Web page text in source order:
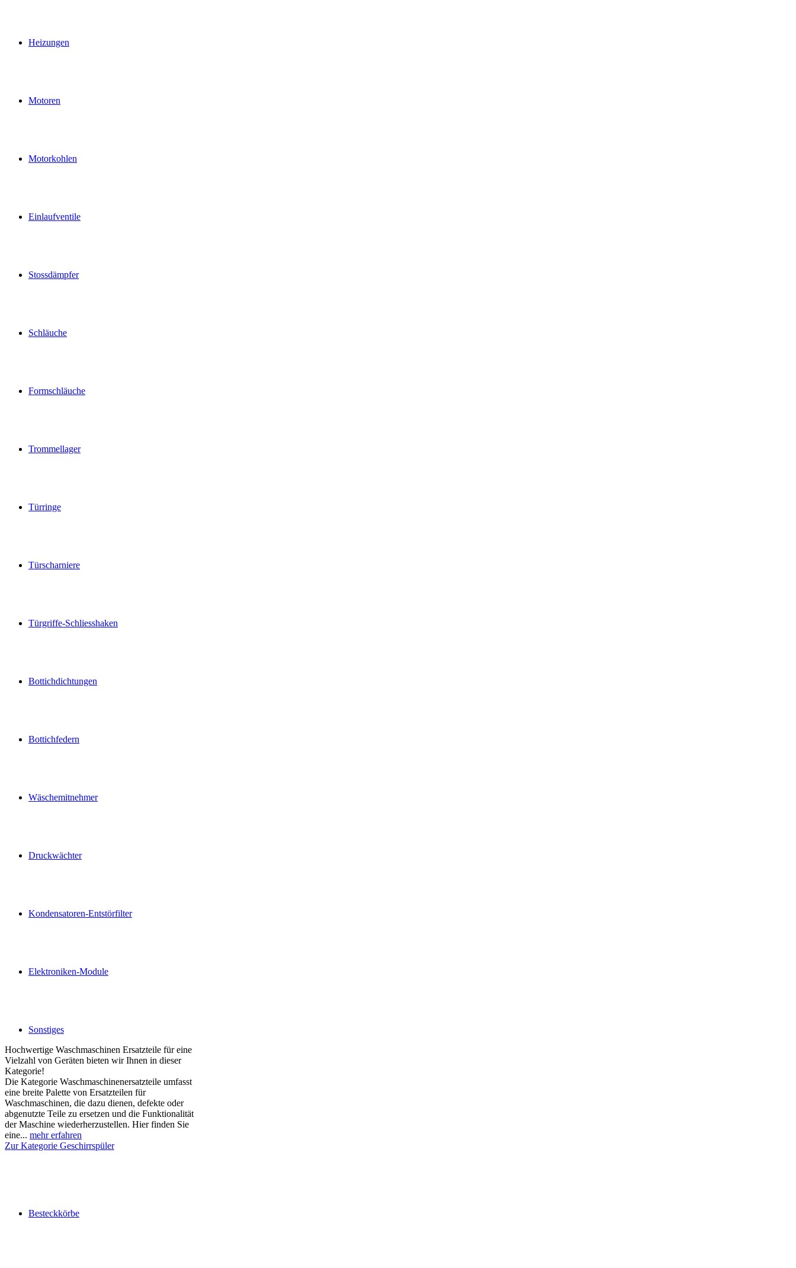
Heizungen
Motoren
Motorkohlen
Einlaufventile
Stossdämpfer
Schläuche
Formschläuche
Trommellager
Türringe
Türscharniere
Türgriffe-Schliesshaken
Bottichdichtungen
Bottichfedern
Wäschemitnehmer
Druckwächter
Kondensatoren-Entstörfilter
Elektroniken-Module
Sonstiges
Hochwertige Waschmaschinen Ersatzteile für eine
Vielzahl von Geräten bieten wir Ihnen in dieser
Kategorie!
Die Kategorie Waschmaschinenersatzteile umfasst
eine breite Palette von Ersatzteilen für
Waschmaschinen, die dazu dienen, defekte oder
abgenutzte Teile zu ersetzen und die Funktionalität
der Maschine wiederherzustellen. Hier finden Sie
eine... mehr erfahren
Zur Kategorie Geschirrspüler
Besteckkörbe